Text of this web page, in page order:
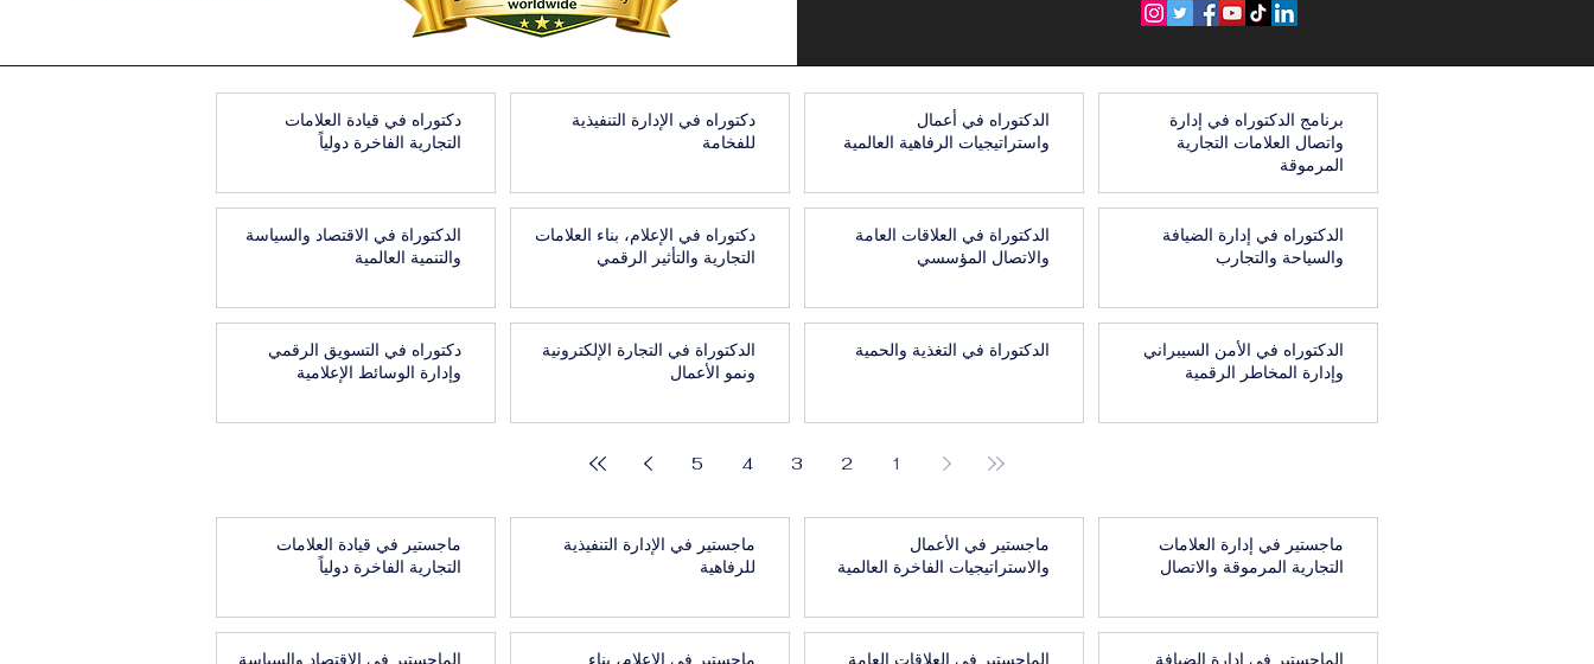
برنامج الدكتوراه في إدارة
واتصال العلامات التجارية
المرموقة
الدكتوراه في أعمال
واستراتيجيات الرفاهية العالمية
دكتوراه في الإدارة التنفيذية
للفخامة
دكتوراه في قيادة العلامات
التجارية الفاخرة دولياً
الدكتوراه في إدارة الضيافة
والسياحة والتجارب
الدكتوراة في العلاقات العامة
والاتصال المؤسسي
دكتوراه في الإعلام، بناء العلامات
التجارية والتأثير الرقمي
الدكتوراة في الاقتصاد والسياسة
والتنمية العالمية
الدكتوراه في الأمن السيبراني
وإدارة المخاطر الرقمية
الدكتوراة في التغذية والحمية
الدكتوراة في التجارة الإلكترونية
ونمو الأعمال
دكتوراه في التسويق الرقمي
وإدارة الوسائط الإعلامية
1
2
3
4
5
ماجستير في إدارة العلامات
التجارية المرموقة والاتصال
ماجستير في الأعمال
والاستراتيجيات الفاخرة العالمية
ماجستير في الإدارة التنفيذية
للرفاهية
ماجستير في قيادة العلامات
التجارية الفاخرة دولياً
الماجستير في إدارة الضيافة الماجستير في العلاقات العامة ماجستير في الإعلام، بناء الماجستير في الاقتصاد والسياسة